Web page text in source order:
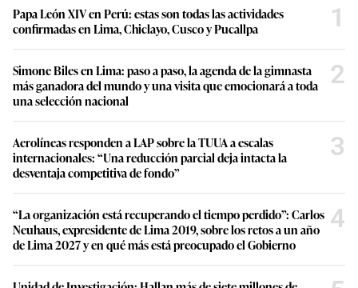
Papa León XIV en Perú: estas son todas las actividades
confirmadas en Lima, Chiclayo, Cusco y Pucallpa
1
Simone Biles en Lima: paso a paso, la agenda de la gimnasta
más ganadora del mundo y una visita que emocionará a toda
una selección nacional
2
Aerolíneas responden a LAP sobre la TUUA a escalas
internacionales: “Una reducción parcial deja intacta la
desventaja competitiva de fondo”
3
“La organización está recuperando el tiempo perdido”: Carlos
Neuhaus, expresidente de Lima 2019, sobre los retos a un año
de Lima 2027 y en qué más está preocupado el Gobierno
4